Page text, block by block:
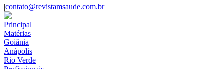
|contato@revistamsaude.com.br
Principal
Matérias
Goiânia
Anápolis
Rio Verde